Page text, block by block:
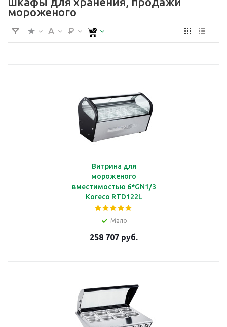
мороженого
Витрина для
мороженого
вместимостью 6*GN1/3
Koreco RTD122L
Мало
258 707 руб.